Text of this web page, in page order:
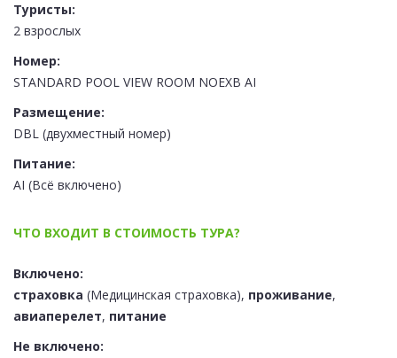
Туристы:
2 взрослых
Номер:
STANDARD POOL VIEW ROOM NOEXB AI
Размещение:
DBL (двухместный номер)
Питание:
AI (Всё включено)
ЧТО ВХОДИТ В СТОИМОСТЬ ТУРА?
Включено:
страховка (Медицинская страховка), проживание,
авиаперелет, питание
Не включено: